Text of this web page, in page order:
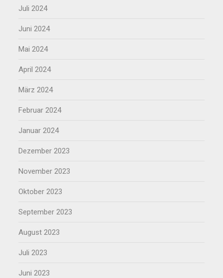
Juli 2024
Juni 2024
Mai 2024
April 2024
März 2024
Februar 2024
Januar 2024
Dezember 2023
November 2023
Oktober 2023
September 2023
August 2023
Juli 2023
Juni 2023